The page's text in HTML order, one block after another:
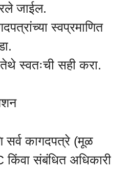
जाईल.
स्वप्रमाणित
स्वतःची सही करा.
सर्व कागदपत्रे (मूळ
संबंधित अधिकारी